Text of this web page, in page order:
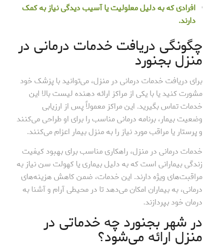
افرادی که به دلیل معلولیت یا آسیب دیدگی نیاز به کمک
دارند.
چگونگی دریافت خدمات درمانی در
منزل بجنورد
برای دریافت خدمات درمانی در منزل، می‌توانید با پزشک خود
مشورت کنید یا با یکی از مراکز ارائه دهنده لیست بالا این
خدمات تماس بگیرید. این مراکز معمولاً پس از ارزیابی
وضعیت بیمار، برنامه درمانی مناسب را برای او طراحی می‌کنند
و پرستار یا مراقب مورد نیاز را به منزل بیمار اعزام می‌کنند.
خدمات درمانی در منزل، راهکاری مناسب برای بهبود کیفیت
زندگی بیمارانی است که به دلیل بیماری یا کهولت سن نیاز به
مراقبت‌های ویژه دارند. این خدمات، ضمن کاهش هزینه‌های
درمانی، به بیماران امکان می‌دهد تا در محیطی آرام و آشنا به
درمان خود بپردازند.
در شهر بجنورد چه خدماتی در
منزل ارائه می‌شود؟